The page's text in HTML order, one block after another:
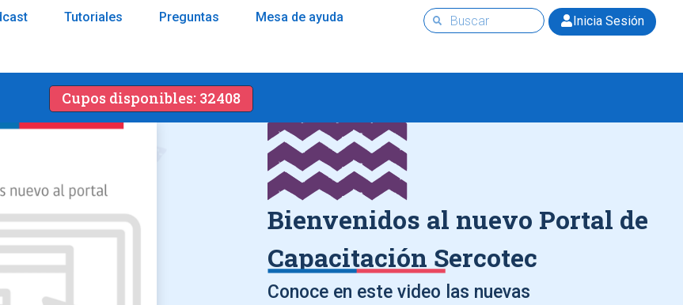
Tutoriales Preguntas Mesa de ayuda Inicia Sesión
Cupos disponibles: 32408
Bienvenidos al nuevo Portal de
Capacitación Sercotec
Conoce en este video las nuevas